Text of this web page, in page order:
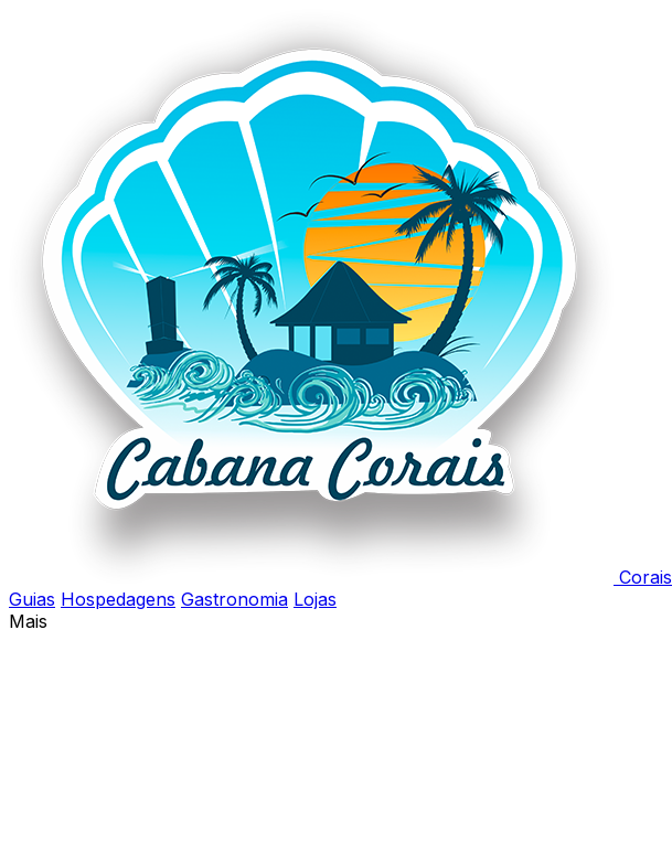
Corais
Guias Hospedagens Gastronomia Lojas
Mais